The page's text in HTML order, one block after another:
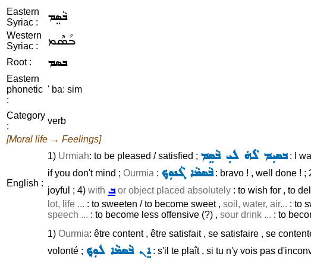
Eastern
Syriac :
ܒܵܣܸܡ
Western
Syriac :
ܒܳܣܶܡ
Root : ܒܣܡ
Eastern
phonetic
:
' ba: sim
Category
:
verb
[Moral life → Feelings]
English :
1) Urmiah: to be pleased / satisfied ; ܒܣܝܼܡ ܠܵܗܿ ܠܝܼ ܒܵܣܸܡ: I
if you don't mind ; Ourmia : ܒܵܣܡܵܐ ܓܵܢܘܼܟ݂: bravo ! , well done ! ;
joyful ; 4) with ܒor object placed absolutely : to wish for , to
lot, life ... : to sweeten / to become sweet , soil, water, air... : to
speech ... : to become less offensive (?) , sour drink ... : to
1) Ourmia: être content , être satisfait , se satisfaire , se
volonté ; ܐܸܢ ܒܵܣܡܵܐ ܠܘܼܟ݂: s'il te plaît , si tu n'y vois pas